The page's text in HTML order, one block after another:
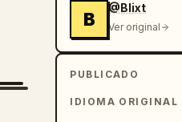
B
@Blixt
Ver original
PUBLICADO
IDIOMA ORIGINAL